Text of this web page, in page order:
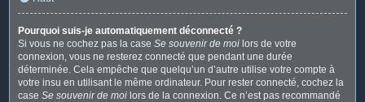
Pourquoi suis-je automatiquement déconnecté ?
Si vous ne cochez pas la case Se souvenir de moi lors de votre
connexion, vous ne resterez connecté que pendant une durée
déterminée. Cela empêche que quelqu’un d’autre utilise votre compte à
votre insu en utilisant le même ordinateur. Pour rester connecté, cochez la
case Se souvenir de moi lors de la connexion. Ce n’est pas recommandé